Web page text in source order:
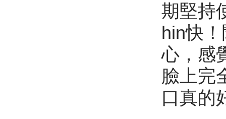
期堅持
hin快
心，感
臉上完
口真的